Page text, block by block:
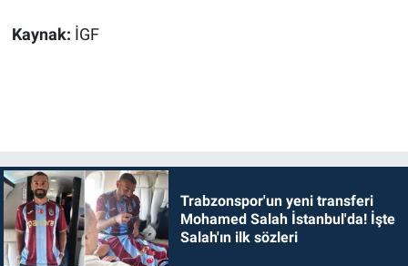
Kaynak: İGF
Trabzonspor'un yeni transferi
Mohamed Salah İstanbul'da! İşte
Salah'ın ilk sözleri